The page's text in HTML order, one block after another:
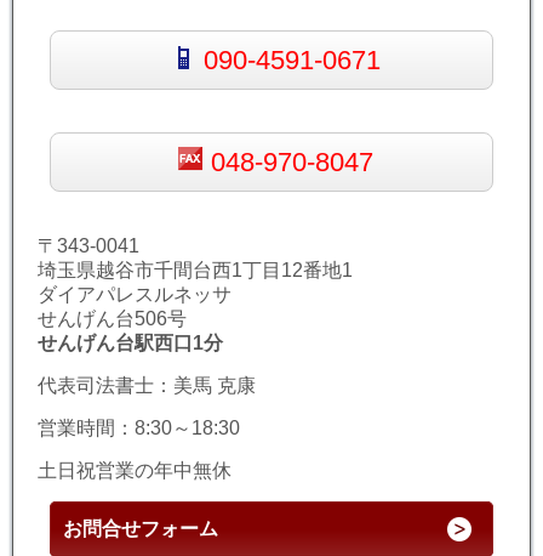
090-4591-0671
048-970-8047
〒343-0041
埼玉県越谷市千間台西1丁目12番地1
ダイアパレスルネッサ
せんげん台506号
せんげん台駅西口1分
代表司法書士：美馬 克康
営業時間：8:30～18:30
土日祝営業の年中無休
お問合せフォーム